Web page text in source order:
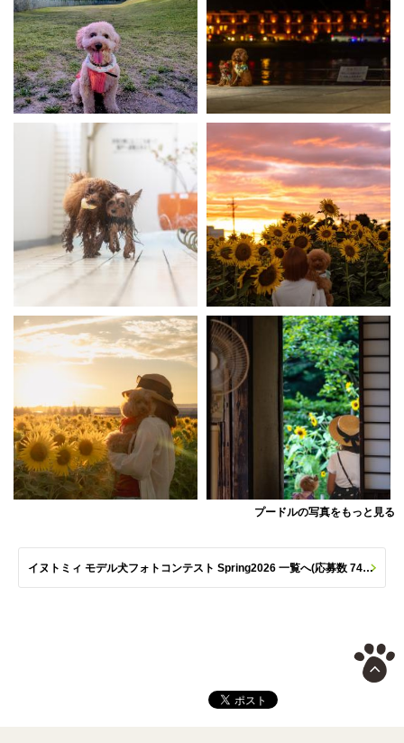
プードルの写真をもっと見る
イヌトミィ モデル犬フォトコンテスト Spring2026 一覧へ(応募数 747枚)